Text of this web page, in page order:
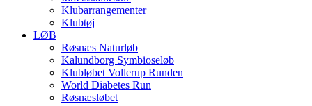
Klubarrangementer
Klubtøj
LØB
Røsnæs Naturløb
Kalundborg Symbioseløb
Klubløbet Vollerup Runden
World Diabetes Run
Røsnæsløbet